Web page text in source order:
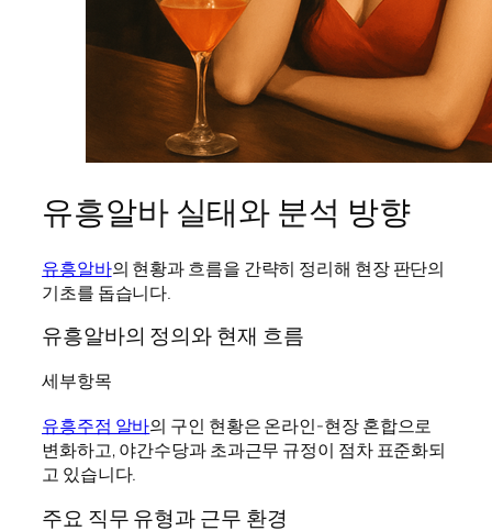
유흥알바 실태와 분석 방향
유흥알바의 현황과 흐름을 간략히 정리해 현장 판단의
기초를 돕습니다.
유흥알바의 정의와 현재 흐름
세부항목
유흥주점 알바의 구인 현황은 온라인-현장 혼합으로
변화하고, 야간수당과 초과근무 규정이 점차 표준화되
고 있습니다.
주요 직무 유형과 근무 환경